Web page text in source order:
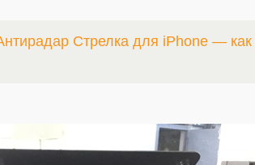
Стрелка для iPhone — как